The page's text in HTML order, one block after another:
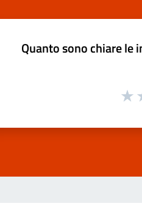
Quanto sono chiare le